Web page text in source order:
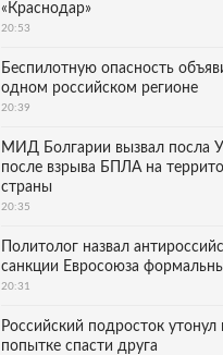
«Краснодар»
20:53
Беспилотную опасность
одном российском регионе
20:39
МИД Болгарии вызвал посла
после взрыва БПЛА на
страны
20:35
Политолог назвал
санкции Евросоюза
20:31
Российский подросток утонул
попытке спасти друга